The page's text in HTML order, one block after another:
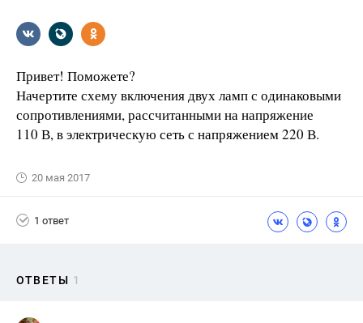
Привет! Поможете?
Начертите схему включения двух ламп с одинаковыми
сопротивлениями, рассчитанными на напряжение
110 В, в электрическую сеть с напряжением 220 В.
20 мая 2017
1 ответ
ОТВЕТЫ 1